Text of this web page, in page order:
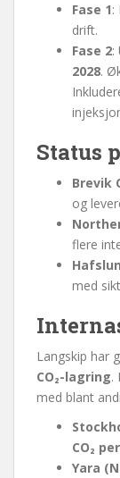
Fase 1:
drift.
Fase 2:
2028.
Status
Brevik
og
flere
med
Langskip har
CO₂-lagring.
med blant
CO₂
Yara